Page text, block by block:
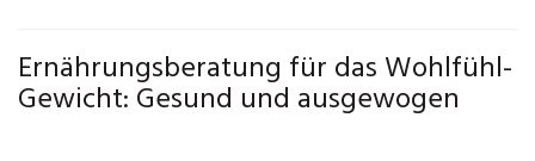
Ernährungsberatung für das Wohlfühl-
Gewicht: Gesund und ausgewogen